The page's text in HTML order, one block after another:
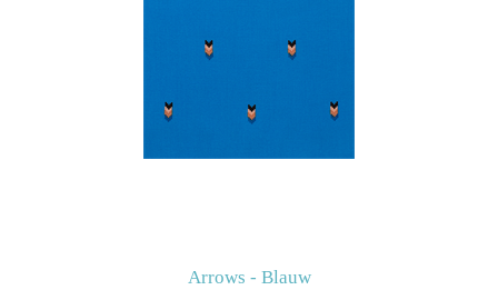
Arrows - Blauw